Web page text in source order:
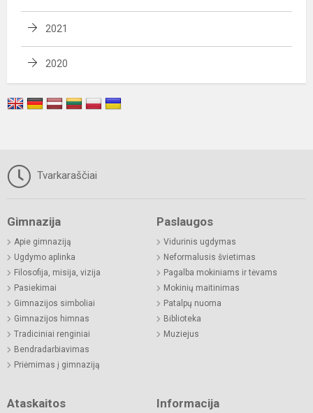
2021
2020
Tvarkaraščiai
Gimnazija
Apie gimnaziją
Ugdymo aplinka
Filosofija, misija, vizija
Pasiekimai
Gimnazijos simboliai
Gimnazijos himnas
Tradiciniai renginiai
Bendradarbiavimas
Priėmimas į gimnaziją
Paslaugos
Vidurinis ugdymas
Neformalusis švietimas
Pagalba mokiniams ir tėvams
Mokinių maitinimas
Patalpų nuoma
Biblioteka
Muziejus
Ataskaitos Informacija